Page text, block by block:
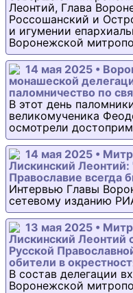
Леонтий, Глава
Россошанский и
и игумении
Воронежской
14 мая 2025 •
монашеской
паломничество по
В этот день
великомученика
осмотрели
14 мая 2025 •
Лискинский
Православие всегда
Интервью Главы
сетевому изданию
13 мая 2025 •
Лискинский Леонтий
Русской
обители в
В состав делегации
Воронежской